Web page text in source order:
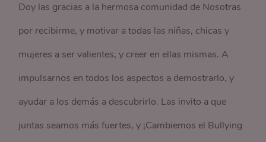
Doy las gracias a la hermosa comunidad de Nosotras
por recibirme, y motivar a todas las niñas, chicas y
mujeres a ser valientes, y creer en ellas mismas. A
impulsarnos en todos los aspectos a demostrarlo, y
ayudar a los demás a descubrirlo. Las invito a que
juntas seamos más fuertes, y ¡Cambiemos el Bullying